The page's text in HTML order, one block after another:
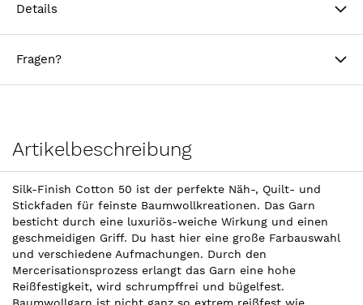
Details
Fragen?
Artikelbeschreibung
Silk-Finish Cotton 50 ist der perfekte Näh-, Quilt- und
Stickfaden für feinste Baumwollkreationen. Das Garn
besticht durch eine luxuriös-weiche Wirkung und einen
geschmeidigen Griff. Du hast hier eine große Farbauswahl
und verschiedene Aufmachungen. Durch den
Mercerisationsprozess erlangt das Garn eine hohe
Reißfestigkeit, wird schrumpffrei und bügelfest.
Baumwollgarn ist nicht ganz so extrem reißfest wie